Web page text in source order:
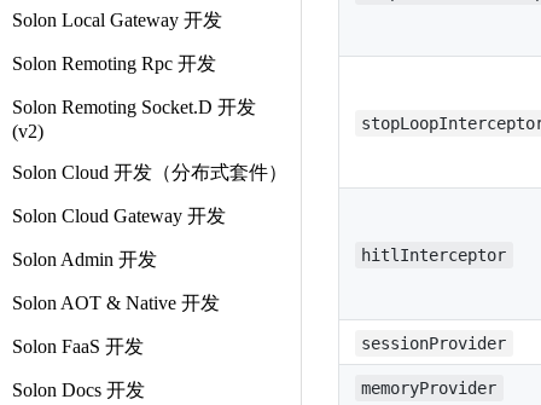
Solon Local Gateway 开发
Solon Remoting Rpc 开发
Solon Remoting Socket.D 开发
(v2)
Solon Cloud 开发（分布式套件）
Solon Cloud Gateway 开发
Solon Admin 开发
Solon AOT & Native 开发
Solon FaaS 开发
Solon Docs 开发
hitlInterceptor
sessionProvider
memoryProvider